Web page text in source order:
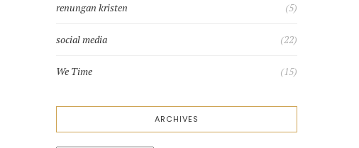
renungan kristen (5)
social media (22)
We Time (15)
ARCHIVES